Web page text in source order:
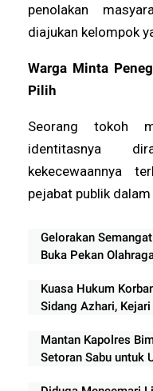
penolakan
diajukan kelompok
Warga Minta
Pilih
Seorang tokoh
identitasnya
kekecewaannya
pejabat publik
Gelorakan
Buka Pekan
Kuasa Hukum
Sidang Azhari,
Mantan Kapolres
Setoran Sabu untuk